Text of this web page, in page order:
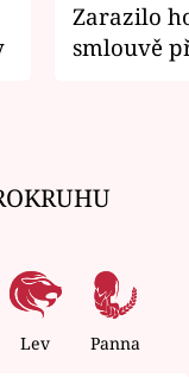
Zarazilo
smlouvě
Lev Panna